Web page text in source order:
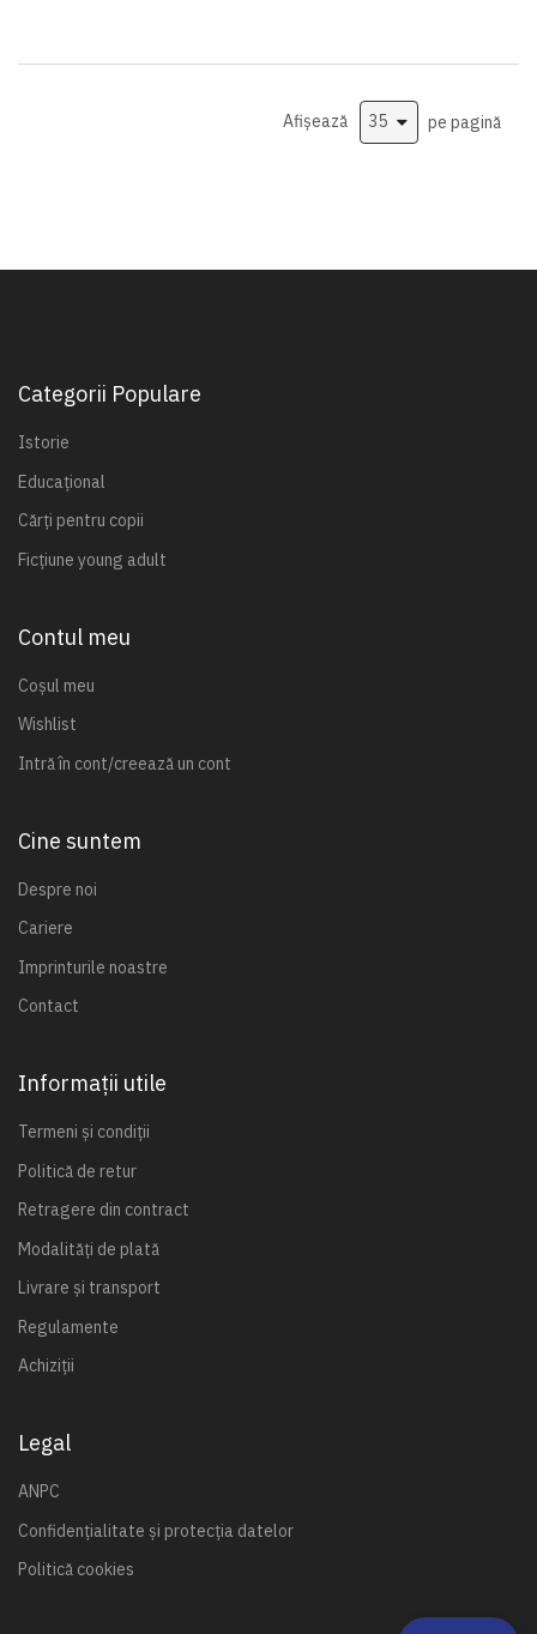
Afișează pe pagină
Categorii Populare
Istorie
Educațional
Cărți pentru copii
Ficțiune young adult
Contul meu
Coșul meu
Wishlist
Intră în cont/creează un cont
Cine suntem
Despre noi
Cariere
Imprinturile noastre
Contact
Informații utile
Termeni și condiții
Politică de retur
Retragere din contract
Modalități de plată
Livrare și transport
Regulamente
Achiziții
Legal
ANPC
Confidențialitate și protecția datelor
Politică cookies